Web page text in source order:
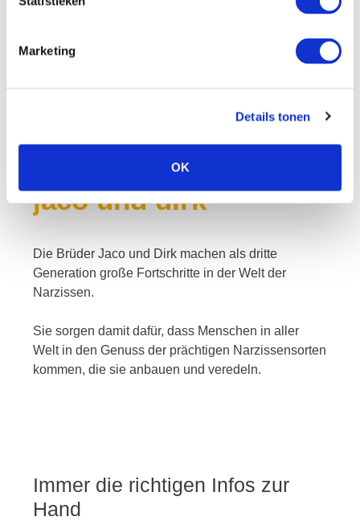
Marketing
Details tonen
OK
jaco und dirk
Die Brüder Jaco und Dirk machen als dritte
Generation große Fortschritte in der Welt der
Narzissen.
Sie sorgen damit dafür, dass Menschen in aller
Welt in den Genuss der prächtigen Narzissensorten
kommen, die sie anbauen und veredeln.
Immer die richtigen Infos zur
Hand